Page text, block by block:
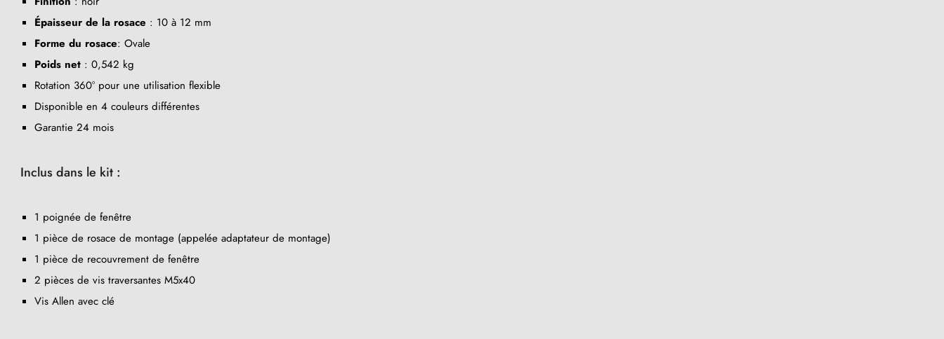
Épaisseur de la rosace : 10 à 12 mm
Forme du rosace: Ovale
Poids net : 0,542 kg
Rotation 360° pour une utilisation flexible
Disponible en 4 couleurs différentes
Garantie 24 mois
Inclus dans le kit :
1 poignée de fenêtre
1 pièce de rosace de montage (appelée adaptateur de montage)
1 pièce de recouvrement de fenêtre
2 pièces de vis traversantes M5x40
Vis Allen avec clé